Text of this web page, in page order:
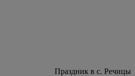
Праздник в с. Речицы